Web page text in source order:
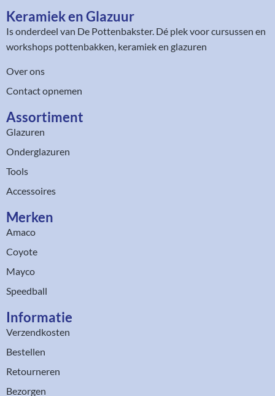
Keramiek en Glazuur​
Is onderdeel van De Pottenbakster. Dé plek voor cursussen en
workshops pottenbakken, keramiek en glazuren
Over ons
Contact opnemen
Assortiment​
Glazuren
Onderglazuren
Tools
Accessoires
Merken
Amaco
Coyote
Mayco
Speedball
Informatie
Verzendkosten
Bestellen
Retourneren
Bezorgen